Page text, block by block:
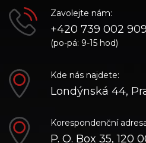
Zavolejte nám:
+420 739 002 909
(po-pá: 9-15 hod)
Kde nás najdete:
Londýnská 44,
Korespondenční
P. O. Box 35, 120